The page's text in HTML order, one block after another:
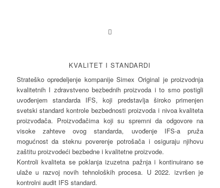
KVALITET I STANDARDI
Strateško opredeljenje kompanije Simex Original je proizvodnja
kvalitetnih I zdravstveno bezbednih proizvoda i to smo postigli
uvođenjem standarda IFS, koji predstavlja široko primenjen
svetski standard kontrole bezbednosti proizvoda i nivoa kvaliteta
proizvođača. Proizvođačima koji su spremni da odgovore na
visoke zahteve ovog standarda, uvođenje IFS-a pruža
mogućnost da steknu poverenje potrošača i osiguraju njihovu
zaštitu proizvodeći bezbedne i kvalitetne proizvode.
Kontroli kvaliteta se poklanja izuzetna pažnja i kontinuirano se
ulaže u razvoj novih tehnoloških procesa. U 2022. izvršen je
kontrolni audit IFS standard.